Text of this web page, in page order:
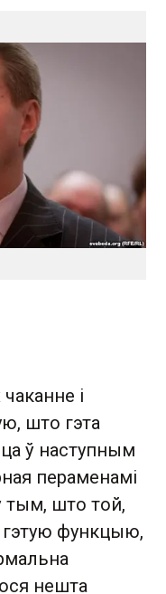
і
што гэта
ў наступным
пераменамі
тым, што той,
функцыю,
нешта